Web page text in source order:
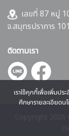
เลขที่ 87 หมู่
จ.สมุทรปราการ
ติดตามเรา
Copyright
เราใช้คุกกี้เพื่อเพิ่มปร
ศึกษารายละเอียด